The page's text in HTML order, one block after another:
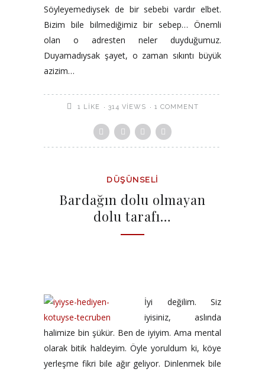
Söyleyemediysek de bir sebebi vardır elbet.
Bizim bile bilmediğimiz bir sebep… Önemli
olan o adresten neler duyduğumuz.
Duyamadıysak şayet, o zaman sıkıntı büyük
azizim…
1 LIKE 314 VIEWS 1 COMMENT
DÜŞÜNSELI
Bardağın dolu olmayan
dolu tarafı…
İyi değilim. Siz
iyisiniz, aslında
halimize bin şükür. Ben de iyiyim. Ama mental
olarak bitik haldeyim. Öyle yoruldum ki, köye
yerleşme fikri bile ağır geliyor. Dinlenmek bile